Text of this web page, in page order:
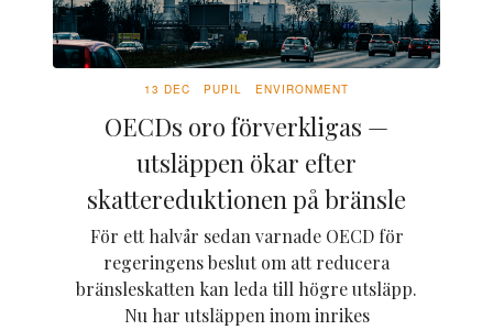
13 DEC PUPIL ENVIRONMENT
OECDs oro förverkligas —
utsläppen ökar efter
skattereduktionen på bränsle
För ett halvår sedan varnade OECD för
regeringens beslut om att reducera
bränsleskatten kan leda till högre utsläpp.
Nu har utsläppen inom inrikes